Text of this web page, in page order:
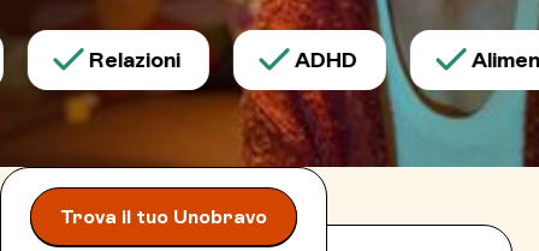
Relazioni ADHD
Trova il tuo Unobravo